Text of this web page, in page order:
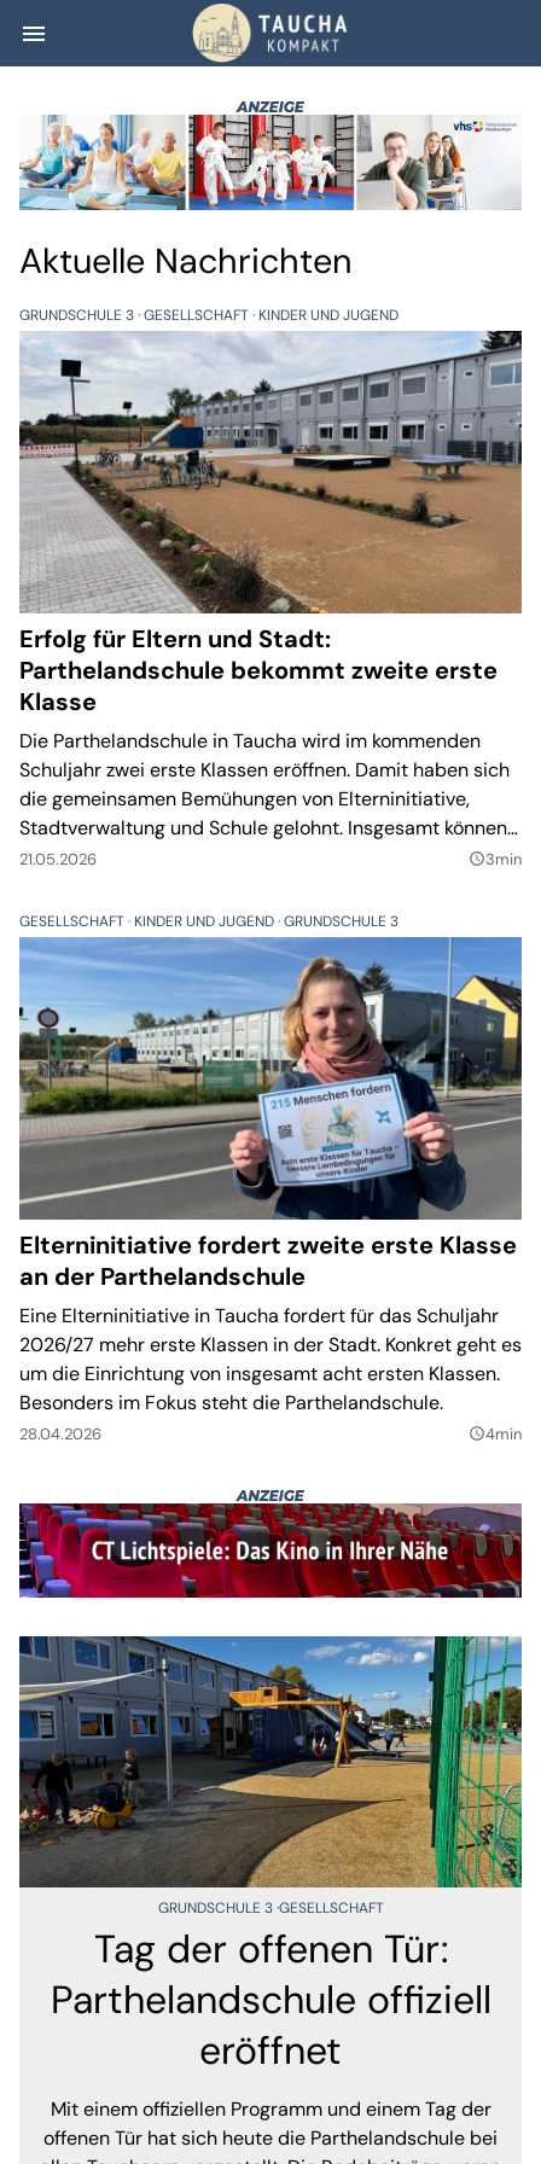
menu Taucha kompakt
Aktuelle Nachrichten
GRUNDSCHULE 3 GESELLSCHAFT KINDER UND JUGEND
Erfolg für Eltern und Stadt:
Parthelandschule bekommt zweite erste
Klasse
Die Parthelandschule in Taucha wird im kommenden
Schuljahr zwei erste Klassen eröffnen. Damit haben sich
die gemeinsamen Bemühungen von Elterninitiative,
Stadtverwaltung und Schule gelohnt. Insgesamt können
an den drei Tauchaer Grundschulen zum Schuljahr
21.05.2026 query_builder3min
GESELLSCHAFT KINDER UND JUGEND GRUNDSCHULE 3
Elterninitiative fordert zweite erste Klasse
an der Parthelandschule
Eine Elterninitiative in Taucha fordert für das Schuljahr
2026/27 mehr erste Klassen in der Stadt. Konkret geht es
um die Einrichtung von insgesamt acht ersten Klassen.
Besonders im Fokus steht die Parthelandschule.
28.04.2026 query_builder4min
GRUNDSCHULE 3 GESELLSCHAFT
Tag der offenen Tür:
Parthelandschule offiziell
eröffnet
Mit einem offiziellen Programm und einem Tag der
offenen Tür hat sich heute die Parthelandschule bei